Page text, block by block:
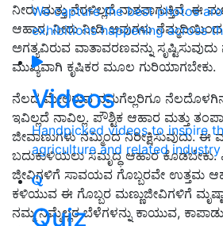
We capture the best photos
exhibitions happening across
Videos
Handpicked videos to inspire
agriculture and related industry
Quiz
ನೀರು ಮತ್ತು ನೆರಳಿಲ್ಲದೆ ನಾಶವಾಗುತ್ತಿವೆ. ಈ
ಆಹಾರ, ನೀರು ನೀಡಿ ಅವುಗಳು
ಅಗತ್ಯವಿರುವ ವಾತಾವರಣವನ್ನು
ಮುಖ್ಯವಾಗಿ ಕೃಷಿಕರ ಮೂಲ ಗುರಿಯಾಗಬೇಕು.
ನೆಲದ ಮೇಲಿರುವ ನಮಗೆಲ್ಲರಿಗೂ
ಇವಿಲ್ಲದೆ ನಾವಿಲ್ಲ. ಪೌಶ್ಟಿಕ ಆಹಾರ ಮತ್ತು
ಜೀವಾಣುಗಳು ನಮ್ಮಿಂದ ನಿರೀಕ್ಷಿಸುವುದು. ಈ
ಬದುಕುಳಿಯಲು ಸಮೃದ್ಧ ಆಹಾರ ಕೊಡಬೇಕು.
ಜೀವಿಗಳಿಗೆ ಸಾವಯವ ಗೊಬ್ಬರವೇ ಉತ್ತಮ
ಕಳಿಯುವ ಈ ಗೊಬ್ಬರ ಮಣ್ಣುಜೀವಿಗಳಿಗೆ
ನಮ್ಮ ನಿಮ್ಮೆಲ್ಲರ ಬೆಳೆಗಳನ್ನು ಕಾಯುವ,